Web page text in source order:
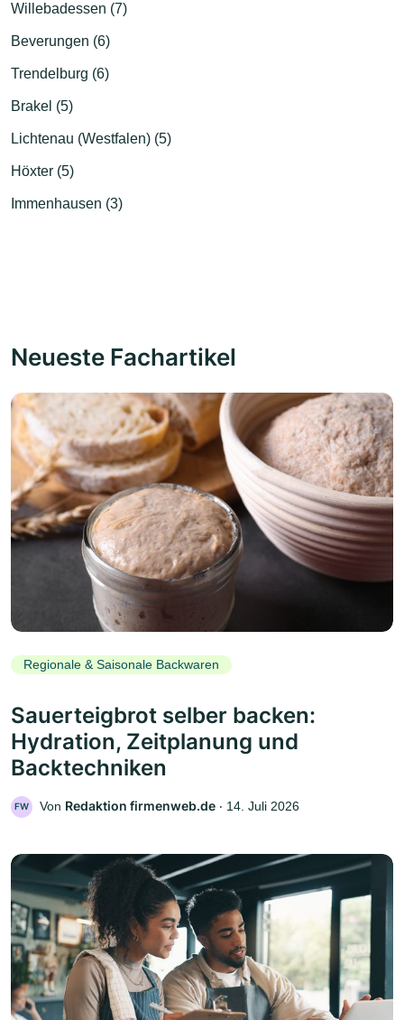
Willebadessen (7)
Beverungen (6)
Trendelburg (6)
Brakel (5)
Lichtenau (Westfalen) (5)
Höxter (5)
Immenhausen (3)
Neueste Fachartikel
Regionale & Saisonale Backwaren
Sauerteigbrot selber backen:
Hydration, Zeitplanung und
Backtechniken
FW Von Redaktion firmenweb.de ‧ 14. Juli 2026